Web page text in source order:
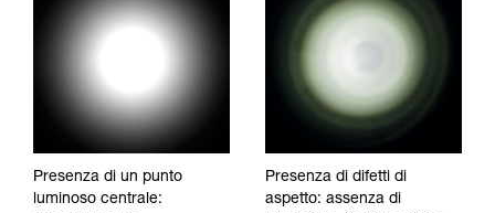
Presenza di un punto
luminoso centrale:
Presenza di difetti di
aspetto: assenza di